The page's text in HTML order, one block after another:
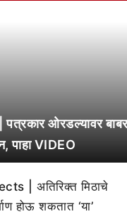
ओरडल्यावर
पाहा VIDEO
| अतिरिक्त मिठाचे
होऊ शकतात ‘या’